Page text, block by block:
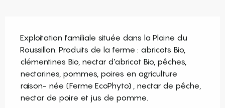
Exploitation familiale située dans la Plaine du
Roussillon. Produits de la ferme : abricots Bio,
clémentines Bio, nectar d’abricot Bio, pêches,
nectarines, pommes, poires en agriculture
raison- née (Ferme EcoPhyto) , nectar de pêche,
nectar de poire et jus de pomme.